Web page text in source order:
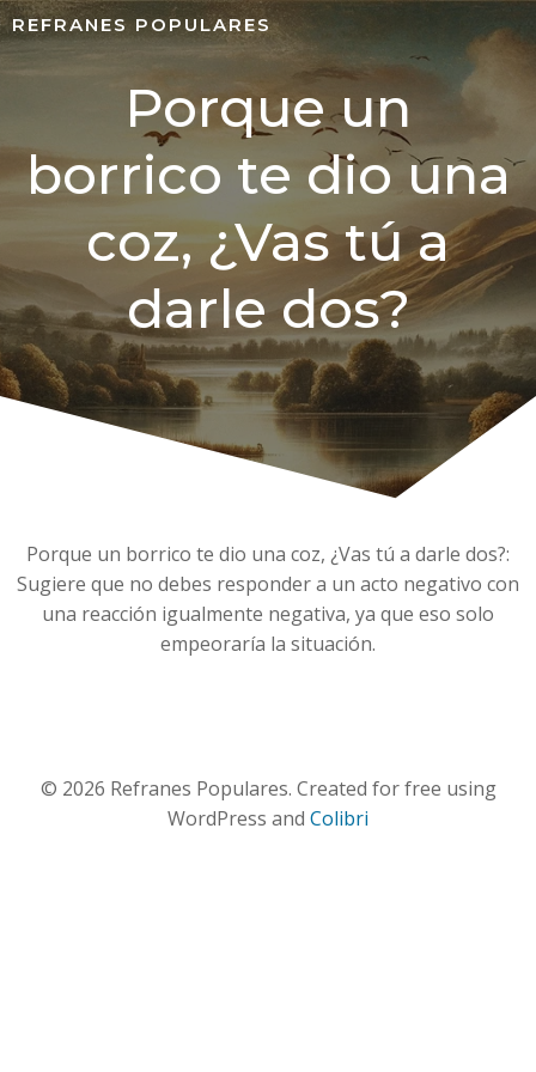
REFRANES POPULARES
Porque un
borrico te dio una
coz, ¿Vas tú a
darle dos?
Porque un borrico te dio una coz, ¿Vas tú a darle dos?:
Sugiere que no debes responder a un acto negativo con
una reacción igualmente negativa, ya que eso solo
empeoraría la situación.
© 2026 Refranes Populares. Created for free using
WordPress and Colibri